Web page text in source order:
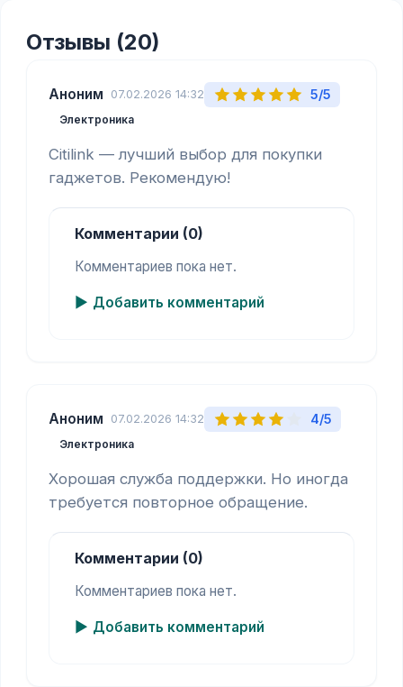
Отзывы (20)
Аноним 07.02.2026 14:32 5/5
Электроника
Citilink — лучший выбор для покупки
гаджетов. Рекомендую!
Комментарии (0)
Комментариев пока нет.
Добавить комментарий
Аноним 07.02.2026 14:32 4/5
Электроника
Хорошая служба поддержки. Но иногда
требуется повторное обращение.
Комментарии (0)
Комментариев пока нет.
Добавить комментарий